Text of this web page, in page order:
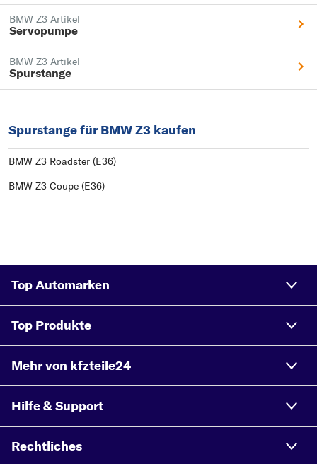
BMW Z3 Artikel
Servopumpe
BMW Z3 Artikel
Spurstange
Spurstange für BMW Z3 kaufen
BMW Z3 Roadster (E36)
BMW Z3 Coupe (E36)
Top Automarken
Top Produkte
Mehr von kfzteile24
Hilfe & Support
Rechtliches